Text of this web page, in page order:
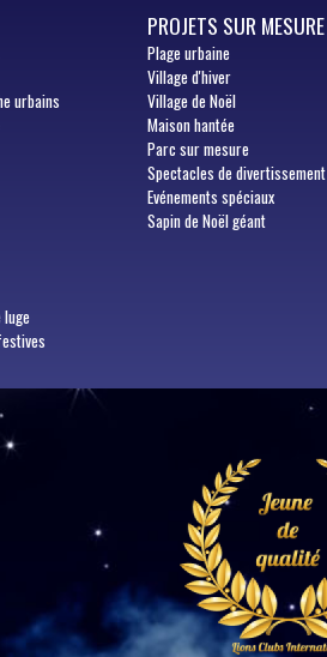
urbains
PROJETS SUR MESURE
Plage urbaine
Village d'hiver
Village de Noël
Maison hantée
Parc sur mesure
Spectacles de divertissement
Evénements spéciaux
Sapin de Noël géant